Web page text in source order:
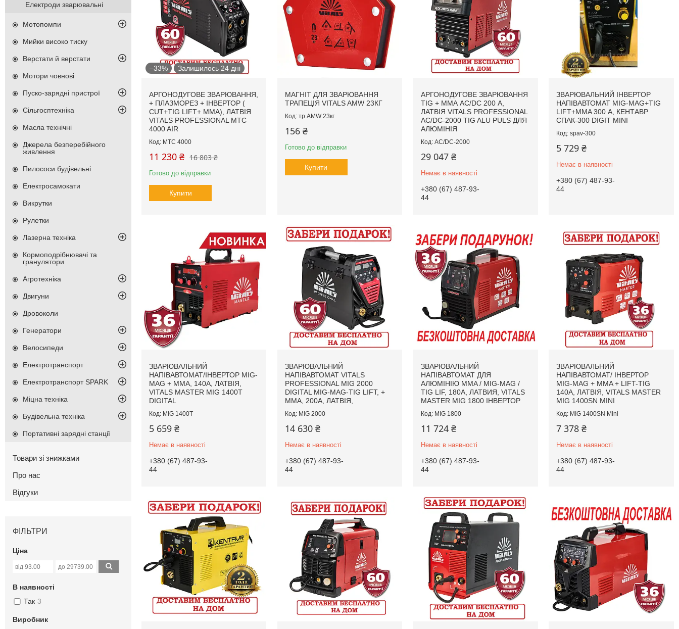
–33% Залишилось 24 дні
АРГОНОДУГОВЕ ЗВАРЮВАННЯ,
+ ПЛАЗМОРЕЗ + ІНВЕРТОР (
CUT+TIG LIFT+ ММА), ЛАТВІЯ
VITALS PROFESSIONAL MTC
4000 AIR
MTC 4000
16 803 ₴
11 230 ₴
Готово до відправки
Купити
МАГНІТ ДЛЯ ЗВАРЮВАННЯ
ТРАПЕЦІЯ VITALS AMW 23КГ
тр AMW 23кг
156 ₴
Готово до відправки
Купити
АРГОНОДУГОВЕ ЗВАРЮВАННЯ
ТIG + ММА AC/DC 200 А,
ЛАТВІЯ VITALS PROFESSIONAL
AC/DC-2000 TIG ALU PULS ДЛЯ
АЛЮМІНІЯ
AC/DC-2000
29 047 ₴
Немає в наявності
+380 (67) 487-93-
44
ЗВАРЮВАЛЬНИЙ ІНВЕРТОР
НАПІВАВТОМАТ MIG-MAG+TIG
LIFT+MMA 300 А, КЕНТАВР
СПАК-300 DIGIT MINI
spav-300
5 729 ₴
Немає в наявності
+380 (67) 487-93-
44
ЗВАРЮВАЛЬНИЙ
НАПІВАВТОМАТ/ІНВЕРТОР MIG-
MAG + MMA, 140А, ЛАТВІЯ,
VITALS MASTER MIG 1400T
DIGITAL
MIG 1400T
5 659 ₴
Немає в наявності
+380 (67) 487-93-
44
ЗВАРЮВАЛЬНИЙ
НАПІВАВТОМАТ VITALS
PROFESSIONAL MIG 2000
DIGITAL MIG-MAG-TIG LIFT, +
MMA, 200А, ЛАТВІЯ,
MIG 2000
14 630 ₴
Немає в наявності
+380 (67) 487-93-
44
ЗВАРЮВАЛЬНИЙ
НАПІВАВТОМАТ ДЛЯ
АЛЮМІНІЮ MMA / MIG-MAG /
TIG LIF, 180А, ЛАТВИЯ, VITALS
MASTER MIG 1800 ІНВЕРТОР
MIG 1800
11 724 ₴
Немає в наявності
+380 (67) 487-93-
44
ЗВАРЮВАЛЬНИЙ
НАПІВАВТОМАТ/ ІНВЕРТОР
MIG-MAG + MMA + LIFT-TIG
140А, ЛАТВІЯ, VITALS MASTER
MIG 1400SN MINI
MIG 1400SN Mini
7 378 ₴
Немає в наявності
+380 (67) 487-93-
44
Електроди зварювальні
Мотопомпи
Мийки високо тиску
Верстати й верстати
Мотори човнові
Пуско-зарядні пристрої
Сільгосптехніка
Масла технічні
Джерела безперебійного
живлення
Пилососи будівельні
Електросамокати
Викрутки
Рулетки
Лазерна техніка
Кормоподрібнювачі та
гранулятори
Агротехніка
Двигуни
Дровоколи
Генератори
Велосипеди
Електротранспорт
Електротранспорт SPARK
Міцна техніка
Будівельна техніка
Портативні зарядні станції
Товари зі знижками
Про нас
Відгуки
ФІЛЬТРИ
Ціна
В наявності
Так 3
Виробник